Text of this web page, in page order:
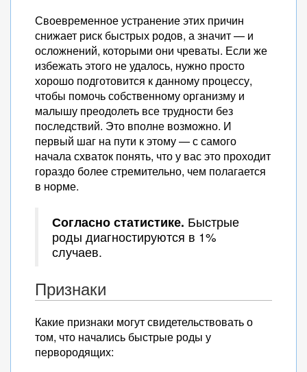
Своевременное устранение этих причин
снижает риск быстрых родов, а значит — и
осложнений, которыми они чреваты. Если же
избежать этого не удалось, нужно просто
хорошо подготовится к данному процессу,
чтобы помочь собственному организму и
малышу преодолеть все трудности без
последствий. Это вполне возможно. И
первый шаг на пути к этому — с самого
начала схваток понять, что у вас это проходит
гораздо более стремительно, чем полагается
в норме.
Согласно статистике. Быстрые
роды диагностируются в 1%
случаев.
Признаки
Какие признаки могут свидетельствовать о
том, что начались быстрые роды у
первородящих: